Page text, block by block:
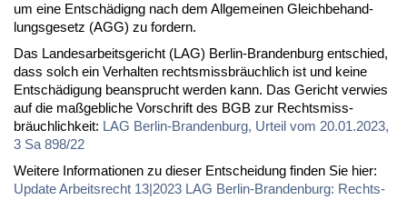
um ei­ne Ent­schä­digng nach dem All­ge­mei­nen Gleich­be­hand­
lungs­ge­setz (AGG) zu for­dern.
Das Lan­des­ar­beits­ge­richt (LAG) Ber­lin-Bran­den­burg ent­schied,
dass solch ein Ver­hal­ten rechts­miss­bräuch­lich ist und kei­ne
Ent­schä­di­gung be­an­sprucht wer­den kann. Das Ge­richt ver­wies
auf die maß­geb­li­che Vor­schrift des BGB zur Rechts­miss­
bräuch­lich­keit: LAG Ber­lin-Bran­den­burg, Ur­teil vom 20.01.2023,
3 Sa 898/22
Wei­te­re In­for­ma­tio­nen zu die­ser Ent­schei­dung fin­den Sie hier:
Up­date Ar­beits­recht 13|2023 LAG Ber­lin-Bran­den­burg: Rechts­